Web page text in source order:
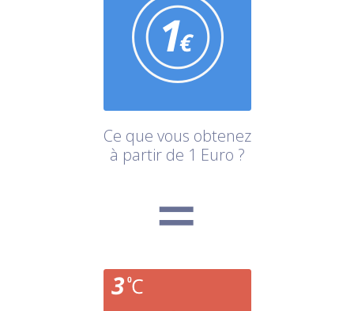
Ce que vous obtenez
à partir de 1 Euro ?